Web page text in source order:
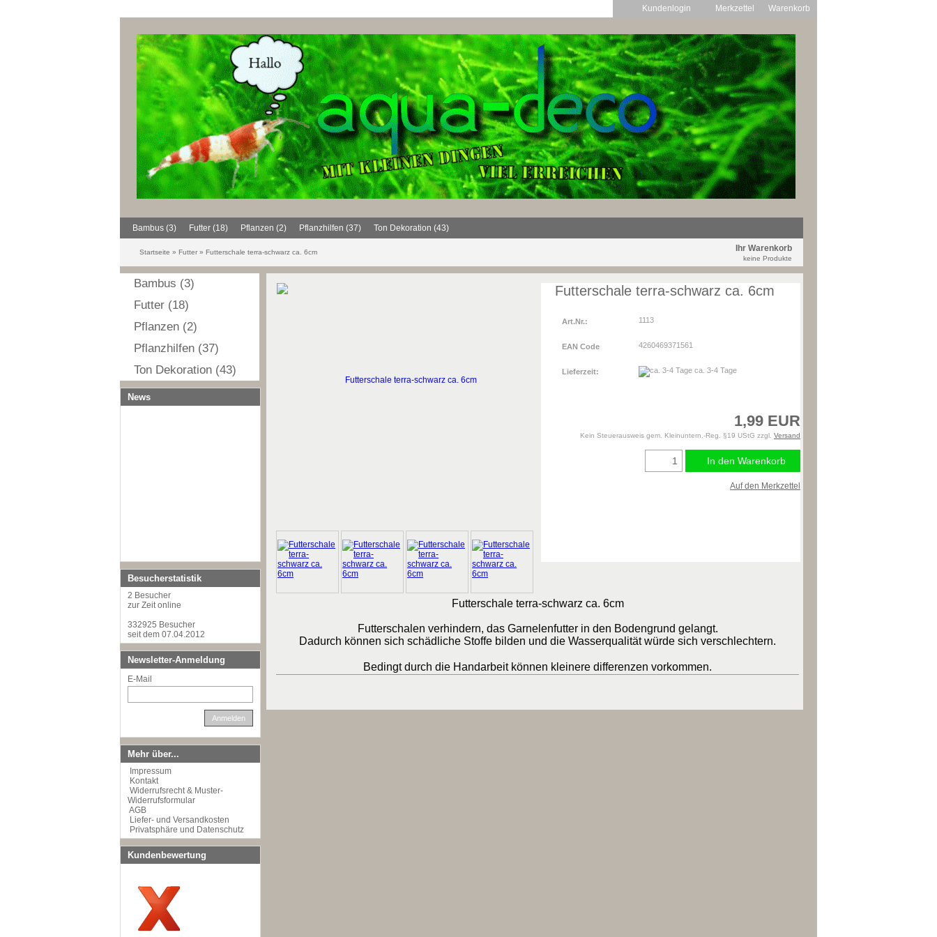
Kundenlogin Merkzettel Warenkorb
Bambus (3) Futter (18) Pflanzen (2) Pflanzhilfen (37) Ton Dekoration (43)
Startseite » Futter » Futterschale terra-schwarz ca. 6cm Ihr Warenkorb
keine Produkte
Futterschale terra-schwarz ca. 6cm
Art.Nr.: 1113
EAN Code 4260469371561
Lieferzeit: ca. 3-4 Tage
1,99 EUR
Kein Steuerausweis gem. Kleinuntern.-Reg. §19 UStG zzgl. Versand
In den Warenkorb
Auf den Merkzettel
Futterschale terra-schwarz ca. 6cm
Futterschalen verhindern, das Garnelenfutter in den Bodengrund gelangt.
Dadurch können sich schädliche Stoffe bilden und die Wasserqualität würde sich verschlechtern.
Bedingt durch die Handarbeit können kleinere differenzen vorkommen.
Bambus (3)
Futter (18)
Pflanzen (2)
Pflanzhilfen (37)
Ton Dekoration (43)
News
Besucherstatistik
2 Besucher
zur Zeit online
332925 Besucher
seit dem 07.04.2012
Newsletter-Anmeldung
E-Mail
Anmelden
Mehr über...
Impressum
Kontakt
Widerrufsrecht & Muster-
Widerrufsformular
AGB
Liefer- und Versandkosten
Privatsphäre und Datenschutz
Kundenbewertung